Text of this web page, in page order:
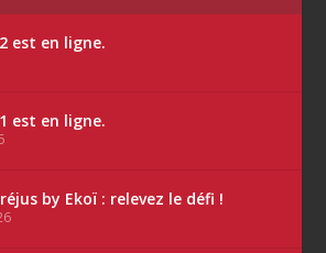
est en ligne.
est en ligne.
by Ekoï : relevez le défi !